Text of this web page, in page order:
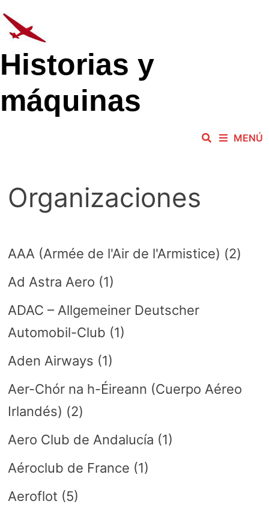
al
contenido
Historias y
máquinas
MENÚ
Organizaciones
AAA (Armée de l'Air de l'Armistice) (2)
Ad Astra Aero (1)
ADAC – Allgemeiner Deutscher
Automobil-Club (1)
Aden Airways (1)
Aer-Chór na h-Éireann (Cuerpo Aéreo
Irlandés) (2)
Aero Club de Andalucía (1)
Aéroclub de France (1)
Aeroflot (5)